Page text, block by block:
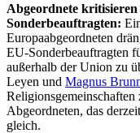
Abgeordnete
Sonderbeauftragten:
Europaabgeordneten
EU-Sonderbeauftragten
außerhalb der Union zu
Leyen und Magnus
Abgeordneten, das
gleich.